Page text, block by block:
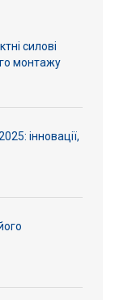
силові
монтажу
інновації,